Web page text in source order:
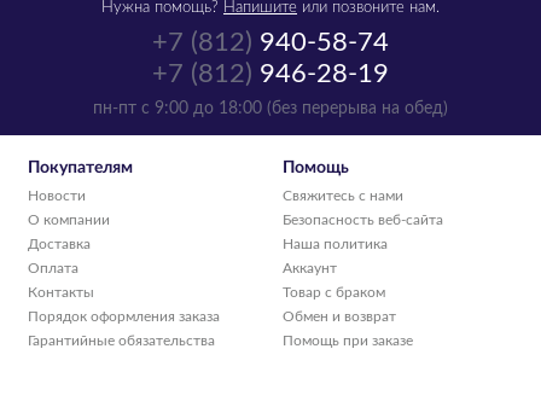
+7 (812) 940-58-74
+7 (812) 946-28-19
пн-пт с 9:00 до 18:00 (без перерыва на обед)
Нужна помощь? Напишите или позвоните нам.
Покупателям
Новости
О компании
Доставка
Оплата
Контакты
Порядок оформления заказа
Гарантийные обязательства
Помощь
Свяжитесь с нами
Безопасность веб-сайта
Наша политика
Аккаунт
Товар с браком
Обмен и возврат
Помощь при заказе